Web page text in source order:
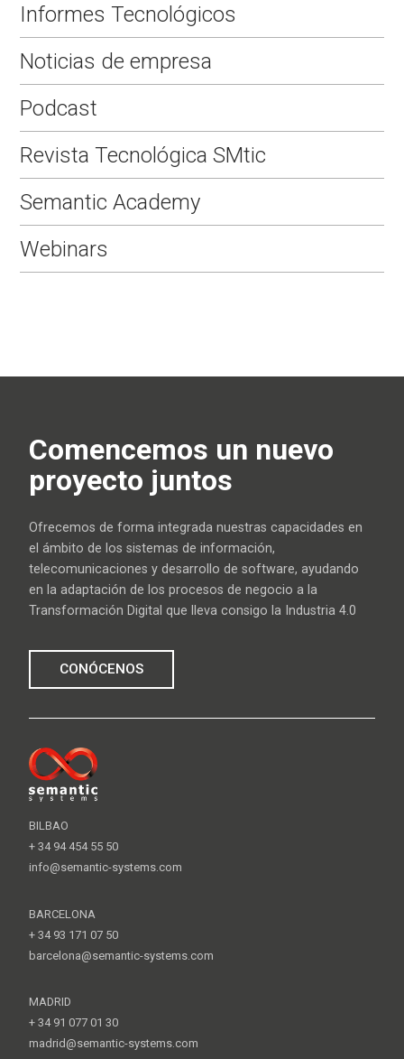
Informes Tecnológicos
Noticias de empresa
Podcast
Revista Tecnológica SMtic
Semantic Academy
Webinars
Comencemos un nuevo
proyecto juntos
Ofrecemos de forma integrada nuestras capacidades en
el ámbito de los sistemas de información,
telecomunicaciones y desarrollo de software, ayudando
en la adaptación de los procesos de negocio a la
Transformación Digital que lleva consigo la Industria 4.0
CONÓCENOS
BILBAO
+ 34 94 454 55 50
info@semantic-systems.com
BARCELONA
+ 34 93 171 07 50
barcelona@semantic-systems.com
MADRID
+ 34 91 077 01 30
madrid@semantic-systems.com